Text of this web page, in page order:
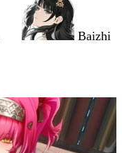
Baizhi